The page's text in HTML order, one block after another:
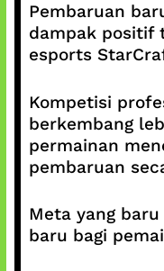
Pembaruan
dampak positif
esports
Kompetisi
berkembang
permainan
pembaruan
Meta yang
baru bagi